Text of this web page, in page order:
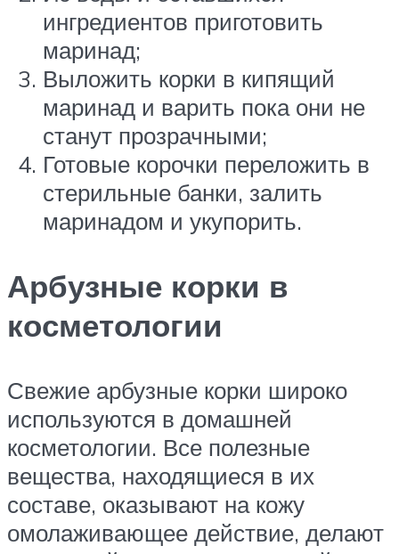
ингредиентов приготовить
маринад;
Выложить корки в кипящий
маринад и варить пока они не
станут прозрачными;
Готовые корочки переложить в
стерильные банки, залить
маринадом и укупорить.
Арбузные корки в
косметологии
Свежие арбузные корки широко
используются в домашней
косметологии. Все полезные
вещества, находящиеся в их
составе, оказывают на кожу
омолаживающее действие, делают